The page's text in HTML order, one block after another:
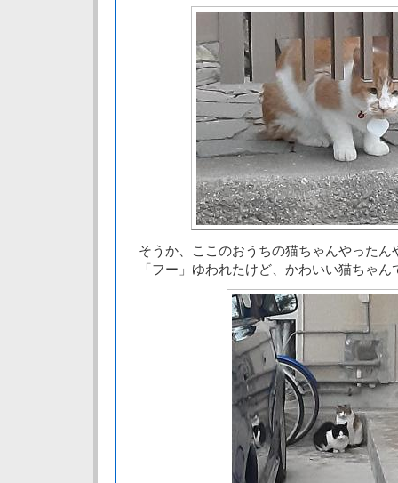
そうか、ここのおうちの猫ちゃんやったん
「フー」ゆわれたけど、かわいい猫ちゃん